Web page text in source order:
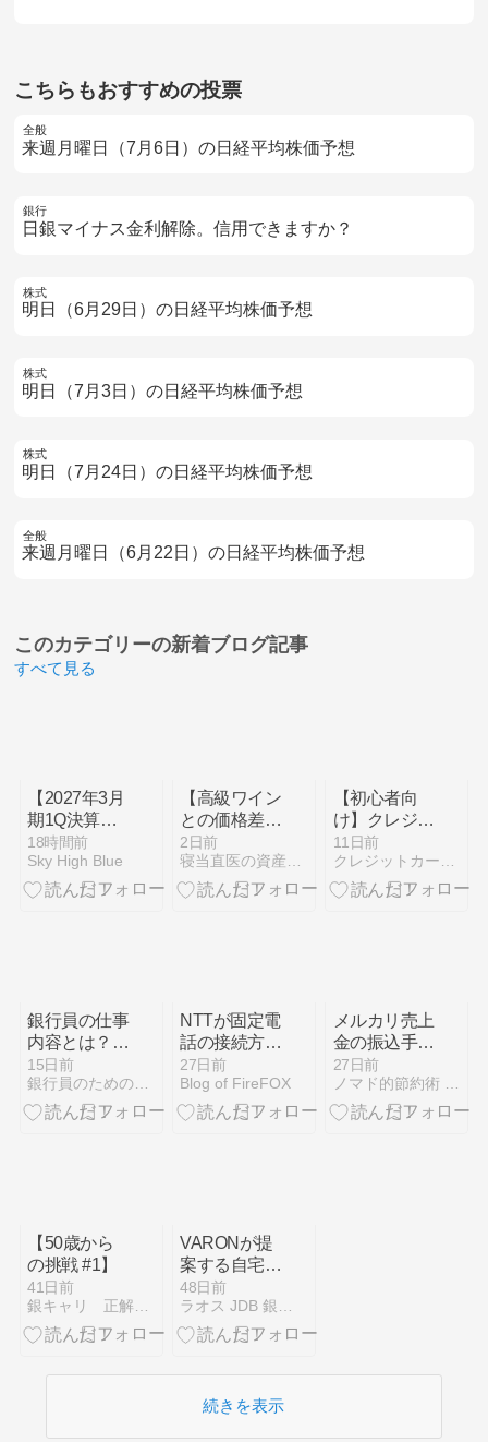
こちらもおすすめの投票
全般
来週月曜日（7月6日）の日経平均株価予想
銀行
日銀マイナス金利解除。信用できますか？
株式
明日（6月29日）の日経平均株価予想
株式
明日（7月3日）の日経平均株価予想
株式
明日（7月24日）の日経平均株価予想
全般
来週月曜日（6月22日）の日経平均株価予想
このカテゴリーの新着ブログ記事
すべて見る
【2027年3月
期1Q決算】
キオクシアは
大きく増収
昨年の純利益
18時間前
Sky High Blue
【高級ワイン
との価格差】
日本酒はなぜ
安い？世界展
開前夜の「日
2日前
寝当直医の資産防衛
【初心者向
け】クレジッ
トカードのプ
ロパーvs提携
カード徹底比
11日前
クレジットカード情報提供所
銀行員の仕事
内容とは？元
地方銀行員が
リアルな1日
のスケジュー
15日前
NTTが固定電
話の接続方法
を変更すると
いうのでドコ
モHomeでん
27日前
Blog of FireFOX
メルカリ売上
金の振込手数
料はいくら？
裏ワザで無料
にする方法2
27日前
【50歳から
の挑戦 #1】
41日前
VARONが提
案する自宅の
快適性向上：
ウェルネスへ
の新たなアプ
48日前
続きを表示